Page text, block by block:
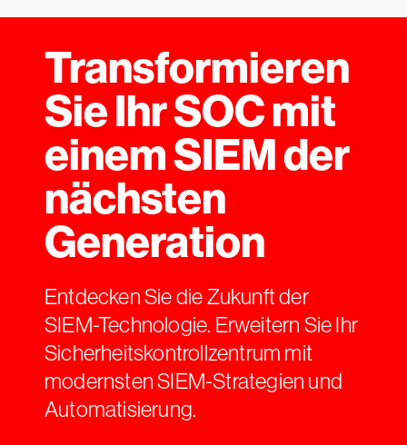
Transformieren
Sie Ihr SOC mit
einem SIEM der
nächsten
Generation
Entdecken Sie die Zukunft der
SIEM-Technologie. Erweitern Sie Ihr
Sicherheitskontrollzentrum mit
modernsten SIEM-Strategien und
Automatisierung.